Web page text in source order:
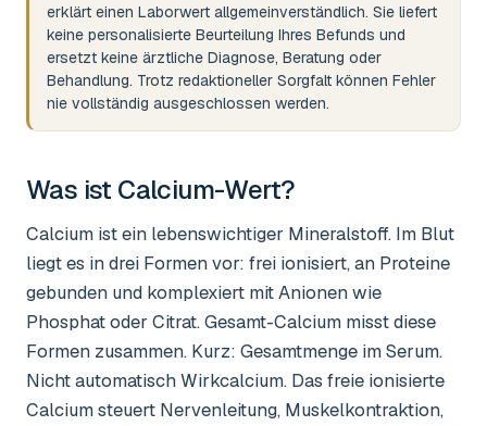
erklärt einen Laborwert allgemeinverständlich. Sie liefert
keine personalisierte Beurteilung Ihres Befunds und
ersetzt keine ärztliche Diagnose, Beratung oder
Behandlung. Trotz redaktioneller Sorgfalt können Fehler
nie vollständig ausgeschlossen werden.
Was ist Calcium-Wert?
Calcium ist ein lebenswichtiger Mineralstoff. Im Blut
liegt es in drei Formen vor: frei ionisiert, an Proteine
gebunden und komplexiert mit Anionen wie
Phosphat oder Citrat. Gesamt-Calcium misst diese
Formen zusammen. Kurz: Gesamtmenge im Serum.
Nicht automatisch Wirkcalcium. Das freie ionisierte
Calcium steuert Nervenleitung, Muskelkontraktion,